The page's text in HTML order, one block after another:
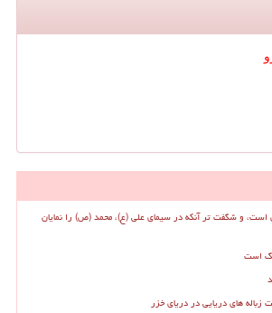
و شگفت تر آنکه در سیمای علی (ع)، محمد (ص) را نمایان
است
های دریایی در دریای خزر